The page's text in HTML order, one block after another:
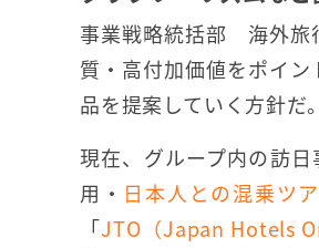
事業戦略統括部 海外旅
質・高付加価値をポイ
品を提案していく方針だ。
現在、グループ内の訪
用・ 日本人との混乗ツ
「JTO（Japan Hotels